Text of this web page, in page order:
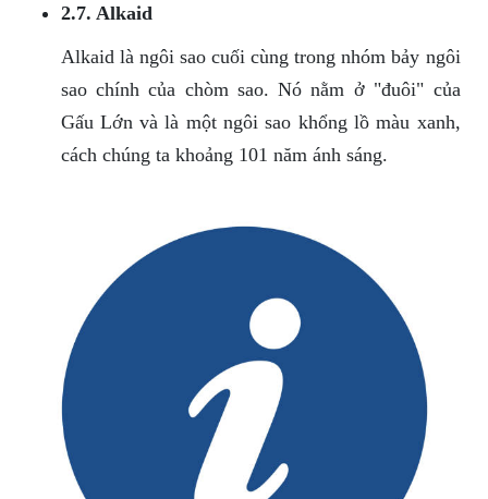
2.7. Alkaid
Alkaid là ngôi sao cuối cùng trong nhóm bảy ngôi
sao chính của chòm sao. Nó nằm ở "đuôi" của
Gấu Lớn và là một ngôi sao khổng lồ màu xanh,
cách chúng ta khoảng 101 năm ánh sáng.